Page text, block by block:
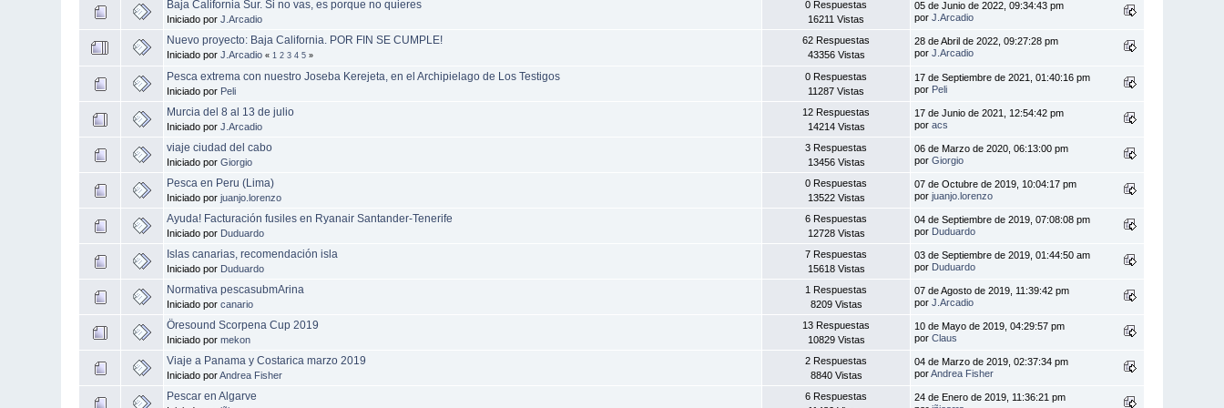
Baja California Sur. Si no vas, es porque no quieres
Iniciado porJ.Arcadio
0 Respuestas
16211 Vistas
05 de Junio de 2022, 09:34:43 pm
porJ.Arcadio
Nuevo proyecto: Baja California. POR FIN SE CUMPLE!
Iniciado porJ.Arcadio « 1 2 3 4 5 »
62 Respuestas
43356 Vistas
28 de Abril de 2022, 09:27:28 pm
porJ.Arcadio
Pesca extrema con nuestro Joseba Kerejeta, en el Archipielago de Los Testigos
Iniciado por Peli
0 Respuestas
11287 Vistas
17 de Septiembre de 2021, 01:40:16 pm
por Peli
Murcia del 8 al 13 de julio
Iniciado porJ.Arcadio
12 Respuestas
14214 Vistas
17 de Junio de 2021, 12:54:42 pm
poracs
viaje ciudad del cabo
Iniciado porGiorgio
3 Respuestas
13456 Vistas
06 de Marzo de 2020, 06:13:00 pm
porGiorgio
Pesca en Peru (Lima)
Iniciado porjuanjo.lorenzo
0 Respuestas
13522 Vistas
07 de Octubre de 2019, 10:04:17 pm
porjuanjo.lorenzo
Ayuda! Facturación fusiles en Ryanair Santander-Tenerife
Iniciado por Duduardo
6 Respuestas
12728 Vistas
04 de Septiembre de 2019, 07:08:08 pm
por Duduardo
Islas canarias, recomendación isla
Iniciado por Duduardo
7 Respuestas
15618 Vistas
03 de Septiembre de 2019, 01:44:50 am
por Duduardo
Normativa pescasubmArina
Iniciado porcanario
1 Respuestas
8209 Vistas
07 de Agosto de 2019, 11:39:42 pm
porJ.Arcadio
Öresound Scorpena Cup 2019
Iniciado pormekon
13 Respuestas
10829 Vistas
10 de Mayo de 2019, 04:29:57 pm
porClaus
Viaje a Panama y Costarica marzo 2019
Iniciado porAndrea Fisher
2 Respuestas
8840 Vistas
04 de Marzo de 2019, 02:37:34 pm
porAndrea Fisher
Pescar en Algarve
6 Respuestas
24 de Enero de 2019, 11:36:21 pm